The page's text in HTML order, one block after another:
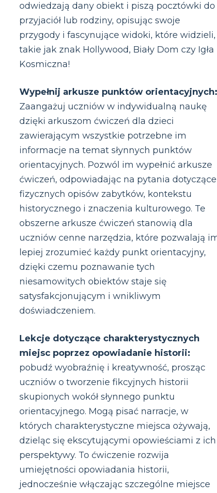
odwiedzają dany obiekt i piszą pocztówki do
przyjaciół lub rodziny, opisując swoje
przygody i fascynujące widoki, które widzieli,
takie jak znak Hollywood, Biały Dom czy Igła
Kosmiczna!
Wypełnij arkusze punktów orientacyjnych:
Zaangażuj uczniów w indywidualną naukę
dzięki arkuszom ćwiczeń dla dzieci
zawierającym wszystkie potrzebne im
informacje na temat słynnych punktów
orientacyjnych. Pozwól im wypełnić arkusze
ćwiczeń, odpowiadając na pytania dotyczące
fizycznych opisów zabytków, kontekstu
historycznego i znaczenia kulturowego. Te
obszerne arkusze ćwiczeń stanowią dla
uczniów cenne narzędzia, które pozwalają
lepiej zrozumieć każdy punkt orientacyjny,
dzięki czemu poznawanie tych
niesamowitych obiektów staje się
satysfakcjonującym i wnikliwym
doświadczeniem.
Lekcje dotyczące charakterystycznych
miejsc poprzez opowiadanie historii:
pobudź wyobraźnię i kreatywność, prosząc
uczniów o tworzenie fikcyjnych historii
skupionych wokół słynnego punktu
orientacyjnego. Mogą pisać narracje, w
których charakterystyczne miejsca ożywają,
dzieląc się ekscytującymi opowieściami z ich
perspektywy. To ćwiczenie rozwija
umiejętności opowiadania historii,
jednocześnie włączając szczególne miejsce